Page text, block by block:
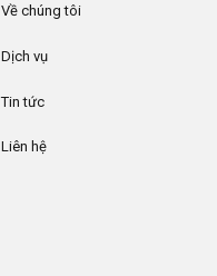
Về chúng tôi
Dịch vụ
Tin tức
Liên hệ